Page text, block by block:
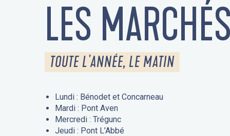
LES MARCHÉS
TOUTE L'ANNÉE, LE MATIN
Lundi : Bénodet et Concarneau
Mardi : Pont Aven
Mercredi : Trégunc
Jeudi : Pont L’Abbé